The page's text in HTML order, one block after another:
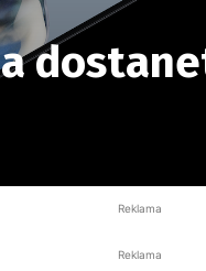
Reklama
Reklama